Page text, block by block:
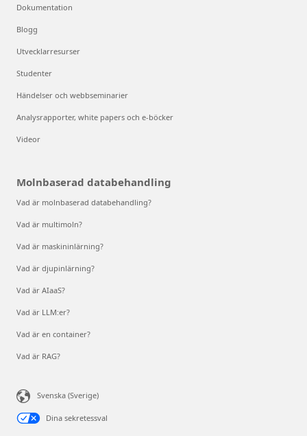
Dokumentation
Blogg
Utvecklarresurser
Studenter
Händelser och webbseminarier
Analysrapporter, white papers och e-böcker
Videor
Molnbaserad databehandling
Vad är molnbaserad databehandling?
Vad är multimoln?
Vad är maskininlärning?
Vad är djupinlärning?
Vad är AIaaS?
Vad är LLM:er?
Vad är en container?
Vad är RAG?
Svenska (Sverige)
Dina sekretessval